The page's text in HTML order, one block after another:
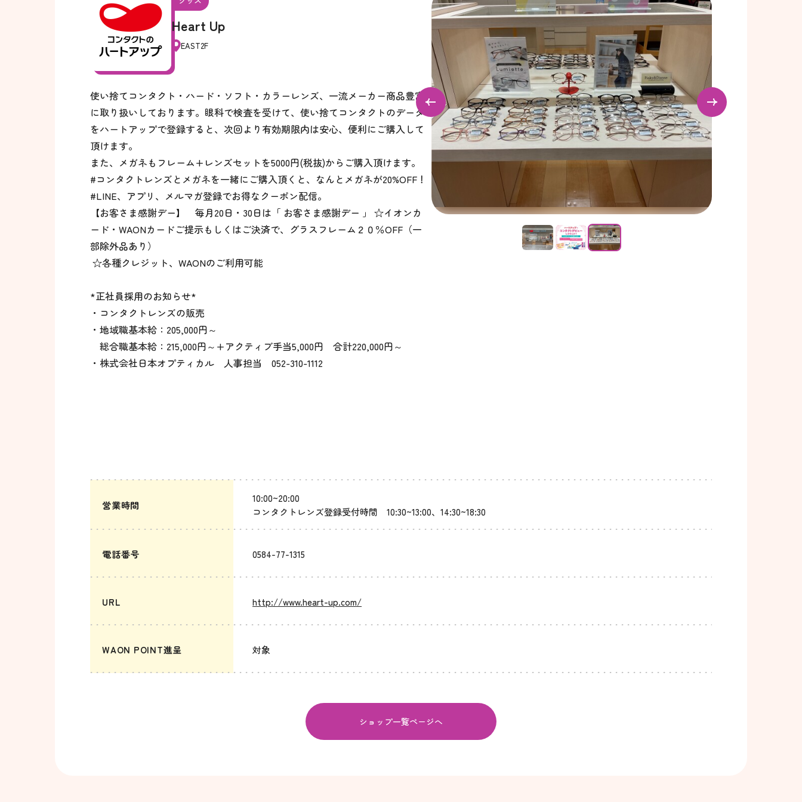
Heart Up
EAST2F
使い捨てコンタクト・ハード・ソフト・カラーレンズ、一流メーカー商品豊富
に取り扱いしております。眼科で検査を受けて、使い捨てコンタクトのデータ
をハートアップで登録すると、次回より有効期限内は安心、便利にご購入して
頂けます。
また、メガネもフレーム+レンズセットを5000円(税抜)からご購入頂けます。
#コンタクトレンズとメガネを一緒にご購入頂くと、なんとメガネが20%OFF！
#LINE、アプリ、メルマガ登録でお得なクーポン配信。
【お客さま感謝デー】 毎月20日・30日は「 お客さま感謝デー 」 ☆イオンカ
ード・WAONカードご提示もしくはご決済で、グラスフレーム２０％OFF（一
部除外品あり）
☆各種クレジット、WAONのご利用可能
*正社員採用のお知らせ*
・コンタクトレンズの販売
・地域職基本給：205,000円～
総合職基本給：215,000円～+アクティブ手当5,000円 合計220,000円～
・株式会社日本オプティカル 人事担当 052-310-1112
営業時間
10:00~20:00
コンタクトレンズ登録受付時間 10:30~13:00、14:30~18:30
電話番号 0584-77-1315
URL http://www.heart-up.com/
WAON POINT進呈 対象
ショップ一覧ページへ